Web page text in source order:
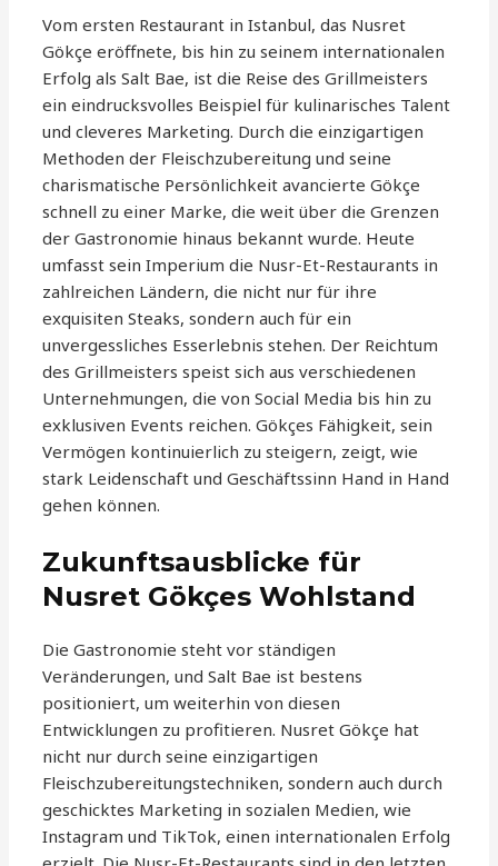
Vom ersten Restaurant in Istanbul, das Nusret
Gökçe eröffnete, bis hin zu seinem internationalen
Erfolg als Salt Bae, ist die Reise des Grillmeisters
ein eindrucksvolles Beispiel für kulinarisches Talent
und cleveres Marketing. Durch die einzigartigen
Methoden der Fleischzubereitung und seine
charismatische Persönlichkeit avancierte Gökçe
schnell zu einer Marke, die weit über die Grenzen
der Gastronomie hinaus bekannt wurde. Heute
umfasst sein Imperium die Nusr-Et-Restaurants in
zahlreichen Ländern, die nicht nur für ihre
exquisiten Steaks, sondern auch für ein
unvergessliches Esserlebnis stehen. Der Reichtum
des Grillmeisters speist sich aus verschiedenen
Unternehmungen, die von Social Media bis hin zu
exklusiven Events reichen. Gökçes Fähigkeit, sein
Vermögen kontinuierlich zu steigern, zeigt, wie
stark Leidenschaft und Geschäftssinn Hand in Hand
gehen können.
Zukunftsausblicke für
Nusret Gökçes Wohlstand
Die Gastronomie steht vor ständigen
Veränderungen, und Salt Bae ist bestens
positioniert, um weiterhin von diesen
Entwicklungen zu profitieren. Nusret Gökçe hat
nicht nur durch seine einzigartigen
Fleischzubereitungstechniken, sondern auch durch
geschicktes Marketing in sozialen Medien, wie
Instagram und TikTok, einen internationalen Erfolg